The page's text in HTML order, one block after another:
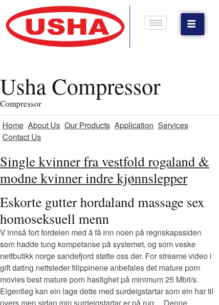
Usha Compressor
Compressor
Home About Us Our Products Application Services
Contact Us
Single kvinner fra vestfold rogaland &
modne kvinner indre kjønnslepper
Eskorte gutter hordaland massage sex
homoseksuell menn
V innså fort fordelen med å få inn noen på regnskapssiden
som hadde tung kompetanse på systemet, og som veske
nettbutikk norge sandefjord støtte oss der. For streame video i
gift dating nettsteder filippinene anbefales det mature porn
movies best mature porn hastighet på minimum 25 Mbit/s.
Eigentleg kan ein lage dette med surdeigstartar som ein har til
overs men sidan min surdeigstartar er på rug… Denne